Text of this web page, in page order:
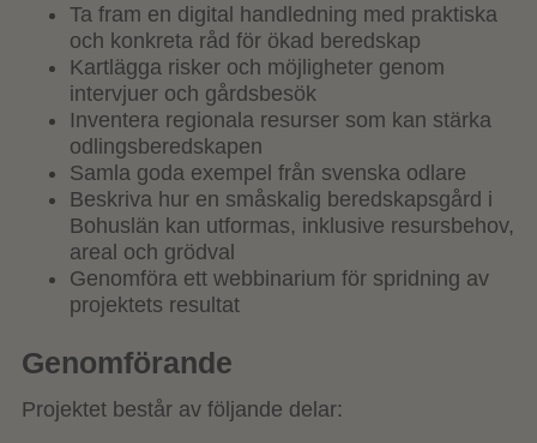
Ta fram en digital handledning med praktiska
och konkreta råd för ökad beredskap
Kartlägga risker och möjligheter genom
intervjuer och gårdsbesök
Inventera regionala resurser som kan stärka
odlingsberedskapen
Samla goda exempel från svenska odlare
Beskriva hur en småskalig beredskapsgård i
Bohuslän kan utformas, inklusive resursbehov,
areal och grödval
Genomföra ett webbinarium för spridning av
projektets resultat
Genomförande
Projektet består av följande delar: